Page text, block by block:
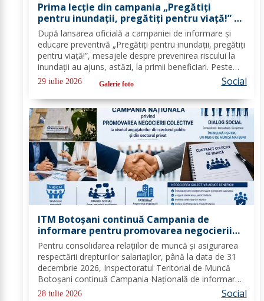
Prima lecție din campania „Pregătiți
pentru inundații, pregătiți pentru viață!” –
peste 100 de copii au învățat cum să se
protejeze în cazul inundațiilor
După lansarea oficială a campaniei de informare și
educare preventivă „Pregătiți pentru inundații, pregătiți
pentru viață!”, mesajele despre prevenirea riscului la
inundații au ajuns, astăzi, la primii beneficiari. Peste
100 de copii, participanți la tabăra de vară organizată
la Biserica „Sfântul...
29 iulie 2026 Galerie foto Social
ITM Botoșani continuă Campania de
informare pentru promovarea negocierii
colective la nivelul angajatorilor din
sectorul public și privat
Pentru consolidarea relațiilor de muncă și asigurarea
respectării drepturilor salariaților, până la data de 31
decembrie 2026, Inspectoratul Teritorial de Muncă
Botoșani continuă Campania Națională de informare
pentru promovarea negocierilor colective la nivelul
28 iulie 2026 Social